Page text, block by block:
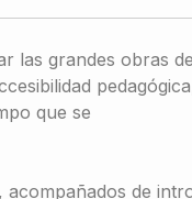
las grandes obras
que se
de